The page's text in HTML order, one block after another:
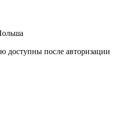
доступны после авторизации